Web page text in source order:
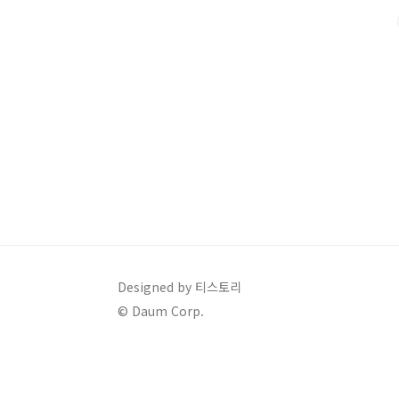
2~4억 원(대출 상품별 차이 있음)✅ 대출 금리: 연
Designed by 티스토리
© Daum Corp.